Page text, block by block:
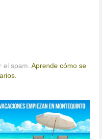
el spam.Aprende cómo se